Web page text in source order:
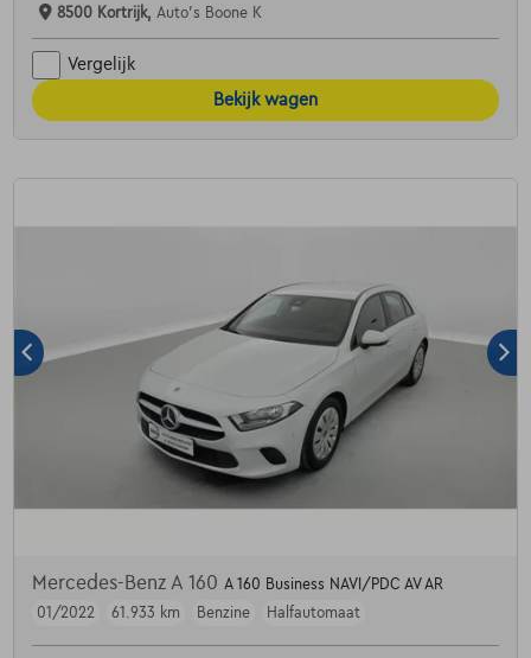
8500 Kortrijk, Auto's Boone K
Vergelijk
Bekijk wagen
Mercedes-Benz A 160 A 160 Business NAVI/PDC AV AR
01/2022
61.933 km Benzine Halfautomaat